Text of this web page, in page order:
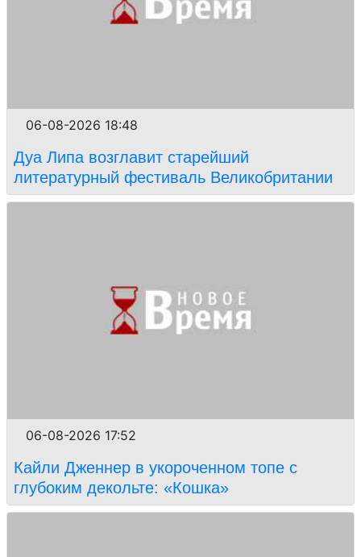
06-08-2026 18:48
Дуа Липа возглавит старейший
литературный фестиваль Великобритании
06-08-2026 17:52
Кайли Дженнер в укороченном топе с
глубоким декольте: «Кошка»